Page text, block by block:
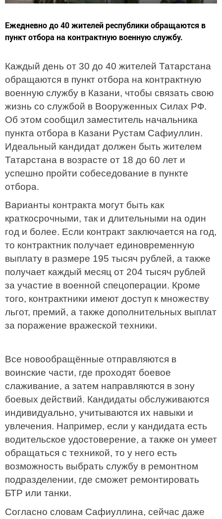
Ежедневно до 40 жителей республики обращаются в
пункт отбора на контрактную военную службу.
Каждый день от 30 до 40 жителей Татарстана
обращаются в пункт отбора на контрактную
военную службу в Казани, чтобы связать свою
жизнь со службой в Вооруженных Силах РФ.
Об этом сообщил заместитель начальника
пункта отбора в Казани Рустам Сафиуллин.
Идеальный кандидат должен быть жителем
Татарстана в возрасте от 18 до 60 лет и
успешно пройти собеседование в пункте
отбора.
Варианты контракта могут быть как
краткосрочными, так и длительными на один
год и более. Если контракт заключается на год,
то контрактник получает единовременную
выплату в размере 195 тысяч рублей, а также
получает каждый месяц от 204 тысяч рублей
за участие в военной спецоперации. Кроме
того, контрактники имеют доступ к множеству
льгот, премий, а также дополнительных выплат
за поражение вражеской техники.
Все новообращённые отправляются в
воинские части, где проходят боевое
слаживание, а затем направляются в зону
боевых действий. Кандидаты обслуживаются
индивидуально, учитываются их навыки и
увлечения. Например, если у кандидата есть
водительское удостоверение, а также он умеет
обращаться с техникой, то у него есть
возможность выбрать службу в ремонтном
подразделении, где сможет ремонтировать
БТР или танки.
Согласно словам Сафиуллина, сейчас даже